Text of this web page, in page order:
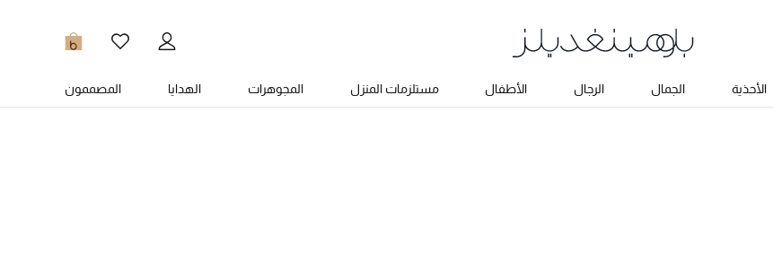
0
الأحذية الجمال الرجال الأطفال مستلزمات المنزل المجوهرات الهدايا المصممون